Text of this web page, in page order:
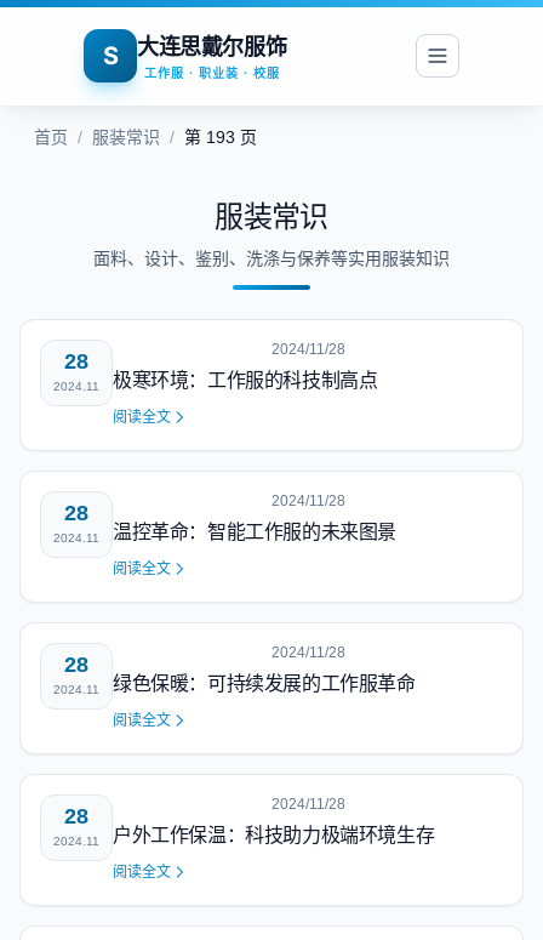
S 大连思戴尔服饰
工作服 · 职业装 · 校服
首页 / 服装常识 / 第 193 页
服装常识
面料、设计、鉴别、洗涤与保养等实用服装知识
28
2024.11
2024/11/28
极寒环境：工作服的科技制高点
阅读全文
28
2024.11
2024/11/28
温控革命：智能工作服的未来图景
阅读全文
28
2024.11
2024/11/28
绿色保暖：可持续发展的工作服革命
阅读全文
28
2024.11
2024/11/28
户外工作保温：科技助力极端环境生存
阅读全文